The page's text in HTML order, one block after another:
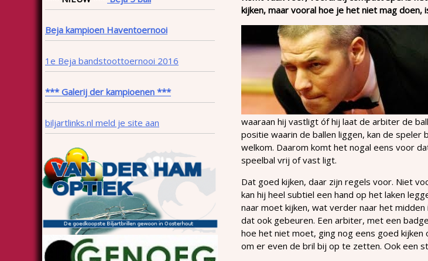
kijken, maar vooral hoe je het niet mag doen,
waaraan hij vastligt óf hij laat de arbiter de
positie waarin de ballen liggen, kan de speler
welkom. Daarom komt het nogal eens voor
speelbal vrij of vast ligt.
Dat goed kijken, daar zijn regels voor. Niet
kan hij heel subtiel een hand op het laken
naar moet kijken, wat verder naar het
dat ook gebeuren. Een arbiter, met een
hoe het niet moet, ging nog eens goed
om er even de bril bij op te zetten. Ook een
Beja kampioen Haventoernooi
1e Beja bandstoottoernooi 2016
*** Galerij der kampioenen ***
biljartlinks.nl meld je site aan